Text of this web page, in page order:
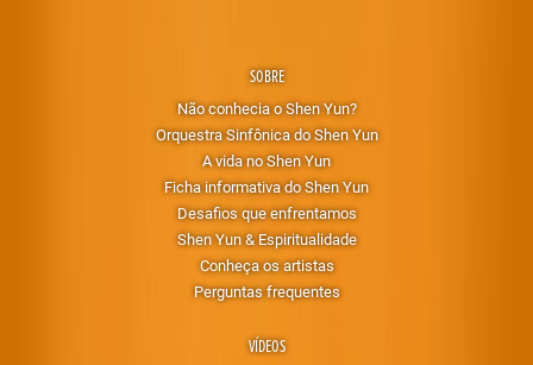
SOBRE
Não conhecia o Shen Yun?
Orquestra Sinfônica do Shen Yun
A vida no Shen Yun
Ficha informativa do Shen Yun
Desafios que enfrentamos
Shen Yun & Espiritualidade
Conheça os artistas
Perguntas frequentes
VÍDEOS